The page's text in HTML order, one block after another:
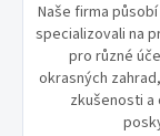
Naše firma
specializovali na
pro různé
okrasných
zkušenosti a